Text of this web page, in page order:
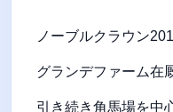
ノーブルクラウン
グランデファーム在
引き続き角馬場を中